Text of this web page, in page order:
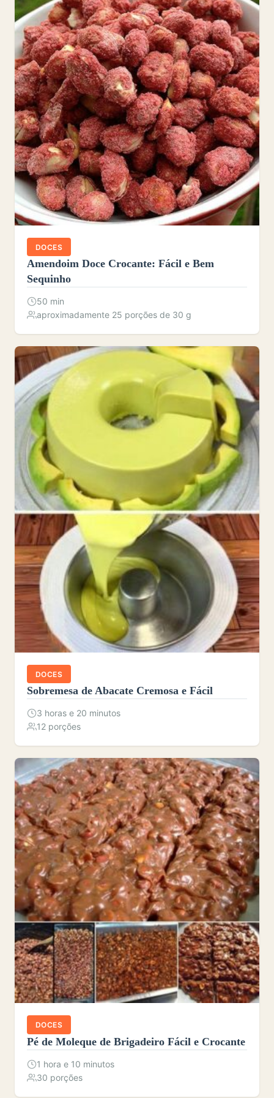
DOCES
Amendoim Doce Crocante: Fácil e Bem
Sequinho
50 min
aproximadamente 25 porções de 30 g
DOCES
Sobremesa de Abacate Cremosa e Fácil
3 horas e 20 minutos
12 porções
DOCES
Pé de Moleque de Brigadeiro Fácil e Crocante
1 hora e 10 minutos
30 porções